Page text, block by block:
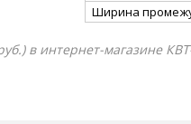
Ширина
в интернет-магазине